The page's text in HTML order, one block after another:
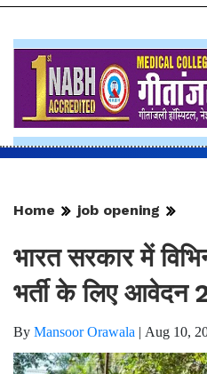
Home job opening
भारत सरकार में
भर्ती के लिए
By Mansoor Orawala | Aug 10,